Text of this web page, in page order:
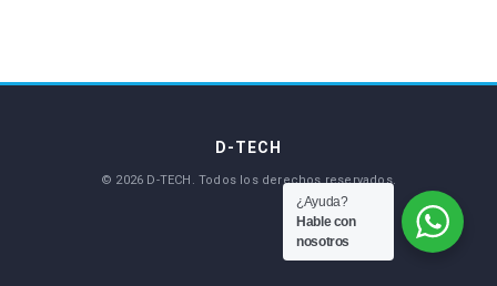
¿Ayuda?
Hable con
nosotros